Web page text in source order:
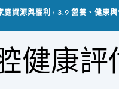
庭資源與權利 3.9 營養、健康與
健康評